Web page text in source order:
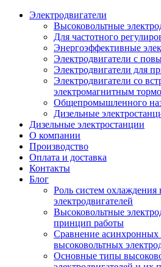
Электродвигатели
Высоковольтные
Для частотного
Энергоэффективные
Электродвигатели с
Электродвигатели для
Электродвигатели со
электромагнитным
Общепромышленного
Дизельные
Дизельные электростанции
О компании
Производство
Оплата и доставка
Контакты
Блог
Роль систем охлаждения
электродвигателей
Высоковольтные
принцип работы
Сравнение
высоковольтных
Основные типы